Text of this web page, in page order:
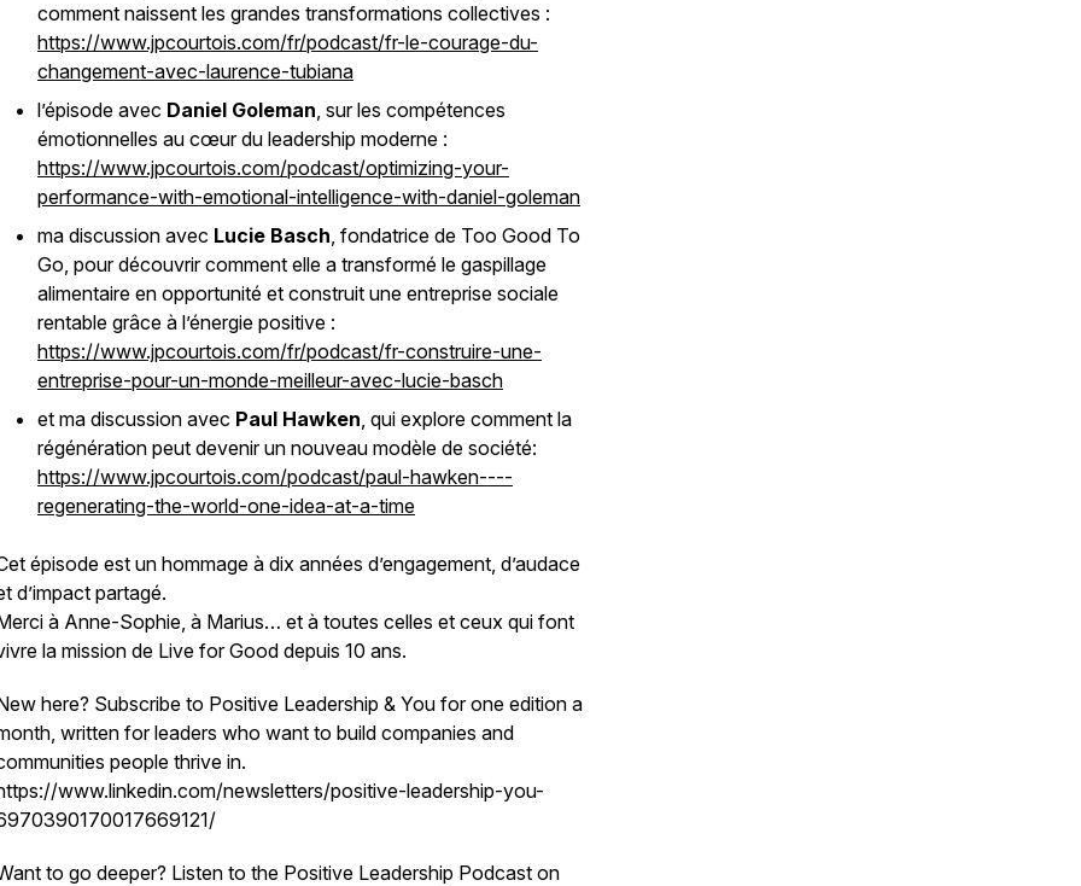
comment naissent les grandes transformations collectives :
https://www.jpcourtois.com/fr/podcast/fr-le-courage-du-
changement-avec-laurence-tubiana
l’épisode avec Daniel Goleman, sur les compétences
émotionnelles au cœur du leadership moderne :
https://www.jpcourtois.com/podcast/optimizing-your-
performance-with-emotional-intelligence-with-daniel-goleman
ma discussion avec Lucie Basch, fondatrice de Too Good To
Go, pour découvrir comment elle a transformé le gaspillage
alimentaire en opportunité et construit une entreprise sociale
rentable grâce à l’énergie positive :
https://www.jpcourtois.com/fr/podcast/fr-construire-une-
entreprise-pour-un-monde-meilleur-avec-lucie-basch
et ma discussion avec Paul Hawken, qui explore comment la
régénération peut devenir un nouveau modèle de société:
https://www.jpcourtois.com/podcast/paul-hawken----
regenerating-the-world-one-idea-at-a-time
épisode est un hommage à dix années d’engagement, d’audace
d’impact partagé.
à Anne-Sophie, à Marius… et à toutes celles et ceux qui font
la mission de Live for Good depuis 10 ans.
here? Subscribe to Positive Leadership & You for one edition a
written for leaders who want to build companies and
people thrive in.
www.linkedin.com/newsletters/positive-leadership-you-
to go deeper? Listen to the Positive Leadership Podcast on